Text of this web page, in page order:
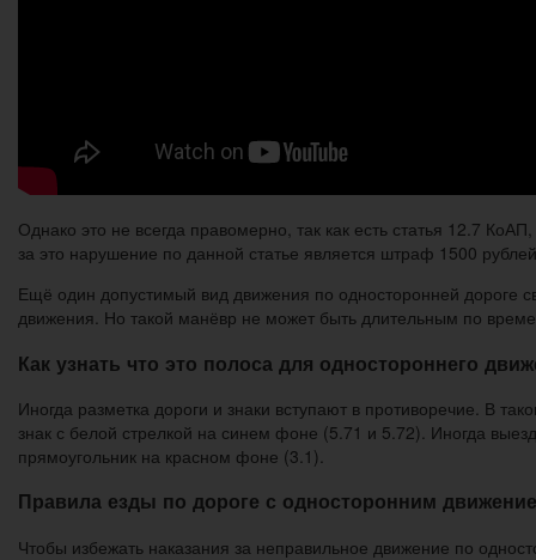
Однако это не всегда правомерно, так как есть статья 12.7
за это нарушение по данной статье является штраф 1500
Ещё один допустимый вид движения по односторонней дороге
движения. Но такой манёвр не может быть длительным по
Как узнать что это полоса для одностороннего
Иногда разметка дороги и знаки вступают в противоречие. В
знак с белой стрелкой на синем фоне (5.71 и 5.72). Иногда
прямоугольник на красном фоне (3.1).
Правила езды по дороге с односторонним
Чтобы избежать наказания за неправильное движение по